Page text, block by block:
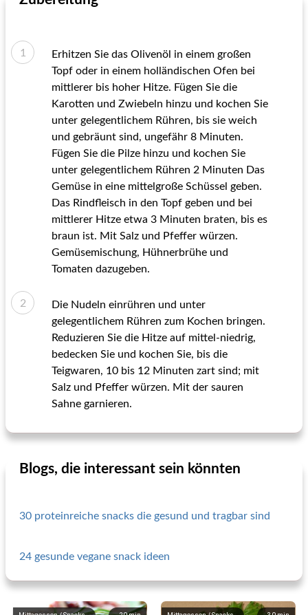
Erhitzen Sie das Olivenöl in einem großen
Topf oder in einem holländischen Ofen bei
mittlerer bis hoher Hitze. Fügen Sie die
Karotten und Zwiebeln hinzu und kochen Sie
unter gelegentlichem Rühren, bis sie weich
und gebräunt sind, ungefähr 8 Minuten.
Fügen Sie die Pilze hinzu und kochen Sie
unter gelegentlichem Rühren 2 Minuten Das
Gemüse in eine mittelgroße Schüssel geben.
Das Rindfleisch in den Topf geben und bei
mittlerer Hitze etwa 3 Minuten braten, bis es
braun ist. Mit Salz und Pfeffer würzen.
Gemüsemischung, Hühnerbrühe und
Tomaten dazugeben.
Die Nudeln einrühren und unter
gelegentlichem Rühren zum Kochen bringen.
Reduzieren Sie die Hitze auf mittel-niedrig,
bedecken Sie und kochen Sie, bis die
Teigwaren, 10 bis 12 Minuten zart sind; mit
Salz und Pfeffer würzen. Mit der sauren
Sahne garnieren.
Blogs, die interessant sein könnten
30 proteinreiche snacks die gesund und tragbar sind
24 gesunde vegane snack ideen